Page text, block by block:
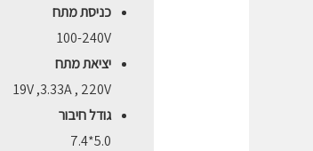
כניסת מתח
100-240V
יציאת מתח
19V ,3.33A , 220V
גודל חיבור
5.0*7.4